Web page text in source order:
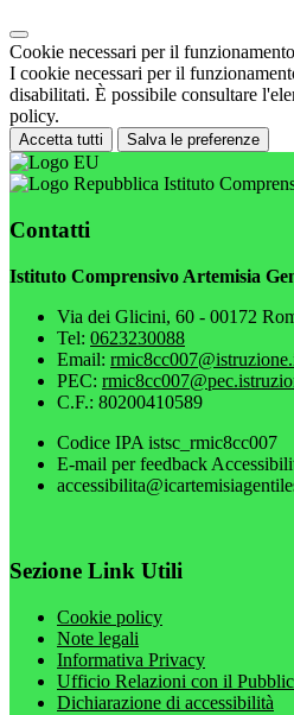
Cookie necessari per il funzionamento
I cookie necessari per il
disabilitati. È possibile consultare
policy.
Accetta tutti Salva le preferenze
Istituto
Contatti
Istituto Comprensivo Artemisia
Via dei Glicini, 60 - 00172
Tel: 0623230088
Email:
PEC:
C.F.: 80200410589
Codice IPA istsc_rmic8cc007
E-mail per feedback
Sezione Link Utili
Cookie policy
Note legali
Informativa Privacy
Ufficio Relazioni con il
Dichiarazione di accessibilità